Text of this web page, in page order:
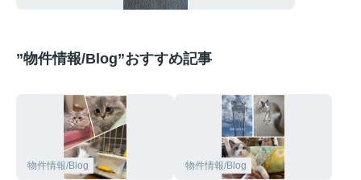
”物件情報/Blog”おすすめ記事
物件情報/Blog 物件情報/Blog